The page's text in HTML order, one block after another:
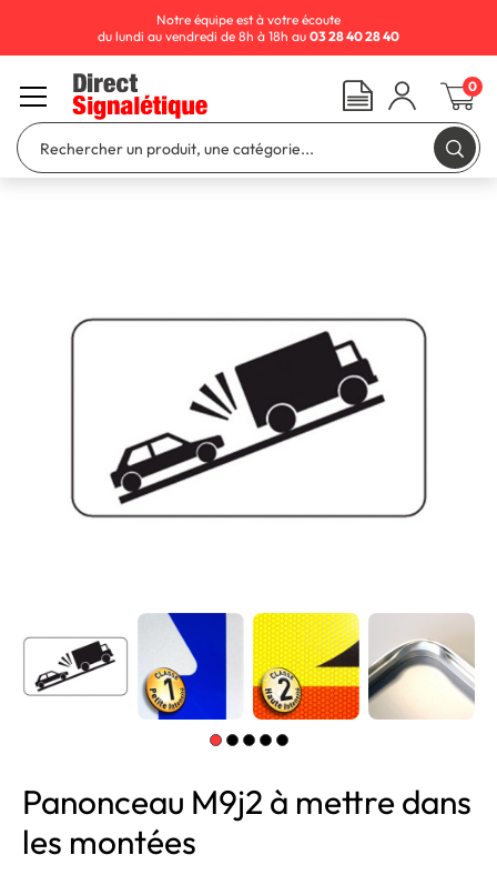
Panonceau M9j2 à mettre dans
les montées
Notre équipe est à votre écoute
du lundi au vendredi de 8h à 18h au 03 28 40 28 40
0